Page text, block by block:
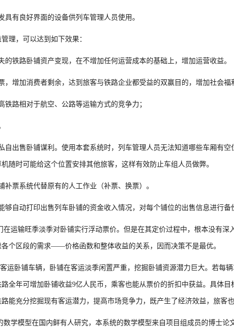
具有良好界面的设备供列车管理人员使用。
理，可以达到如下效果：
的铁路卧铺资产变现，在不增加任何运营成本的基础上，增加运营收益。
，增加消费者剩余，达到旅客与铁路企业都受益的双赢目的，增加社会福
铁路相对于航空、公路等运输方式的竞争力；
自出售卧铺谋利。使用本套系统时，列车管理人员无法知道哪些车厢有
随时可能给这个位置安排其他旅客，这样有效防止车组人员做弊。
补票系统代替原有的人工作业（补票、换票）。
够自动打印出售列车卧铺的资金收入情况，对每个铺位的出售信息进行备
在运输旺季淡季对卧铺实行浮动票价。但是在其定价过程中，根本没有深
个区段的需求——价格函数和整体收益的关系，因而决策不是最优。
运卧铺车辆，卧铺在客运淡季闲置严重，挖掘卧铺资源潜力巨大。若每
全年可增加卧铺收益9亿人民币，乘客也能从票价的折扣中获益。具体
能充分挖掘现有客运潜力，提高市场竞争力，既产生了经济效益，旅客
学模型在国内鲜有人研究，本系统的数学模型来自项目组成员的博士论